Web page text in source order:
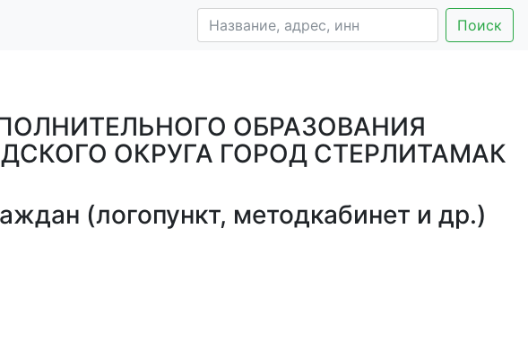
Поиск
ОБРАЗОВАНИЯ
ОКРУГА ГОРОД СТЕРЛИТАМАК
(логопункт, методкабинет и др.)